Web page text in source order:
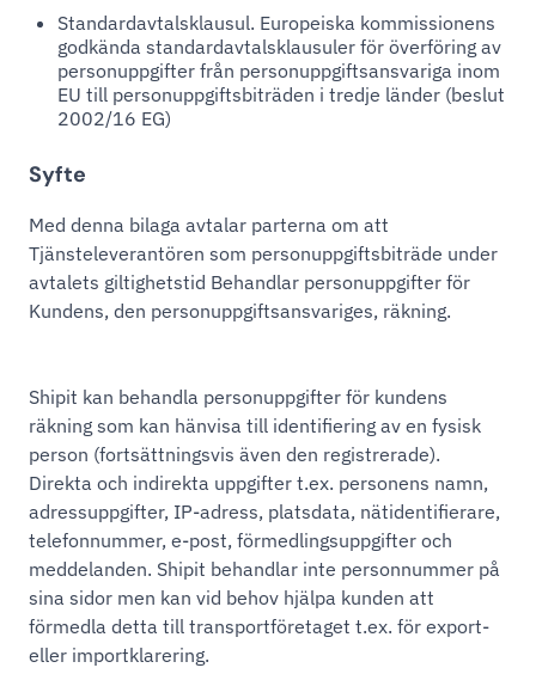
Standardavtalsklausul. Europeiska kommissionens
godkända standardavtalsklausuler för överföring av
personuppgifter från personuppgiftsansvariga inom
EU till personuppgiftsbiträden i tredje länder (beslut
2002/16 EG)
Syfte
Med denna bilaga avtalar parterna om att
Tjänsteleverantören som personuppgiftsbiträde under
avtalets giltighetstid Behandlar personuppgifter för
Kundens, den personuppgiftsansvariges, räkning.
Shipit kan behandla personuppgifter för kundens
räkning som kan hänvisa till identifiering av en fysisk
person (fortsättningsvis även den registrerade).
Direkta och indirekta uppgifter t.ex. personens namn,
adressuppgifter, IP-adress, platsdata, nätidentifierare,
telefonnummer, e-post, förmedlingsuppgifter och
meddelanden. Shipit behandlar inte personnummer på
sina sidor men kan vid behov hjälpa kunden att
förmedla detta till transportföretaget t.ex. för export-
eller importklarering.